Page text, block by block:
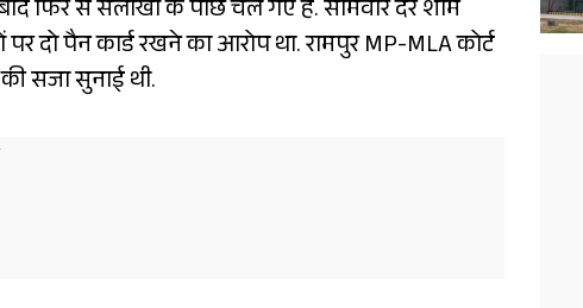
फिर से सलाखों के पीछे चले गए हैं. सोमवार देर शाम
पैन कार्ड रखने का आरोप था. रामपुर MP-MLA कोर्ट
सजा सुनाई थी.